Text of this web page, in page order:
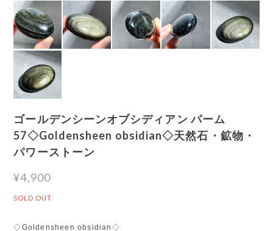
ゴールデンシーンオブシディアン パーム
57◇Goldensheen obsidian◇天然石・鉱物・
パワーストーン
¥4,900
SOLD OUT
◇Goldensheen obsidian◇